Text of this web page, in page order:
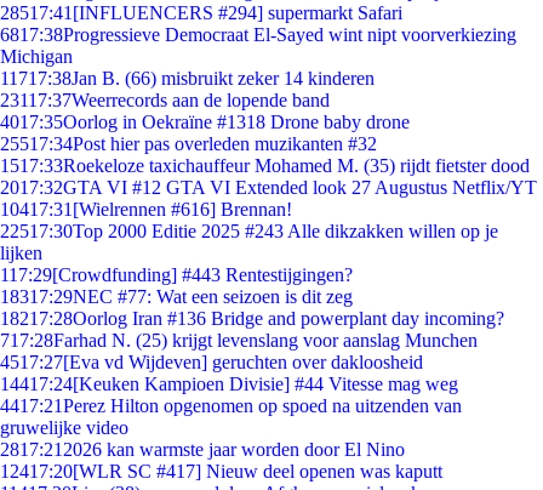
28517:41 [INFLUENCERS #294] supermarkt Safari
6817:38Progressieve Democraat El-Sayed wint nipt voorverkiezing
Michigan
11717:38Jan B. (66) misbruikt zeker 14 kinderen
23117:37Weerrecords aan de lopende band
4017:35Oorlog in Oekraïne #1318 Drone baby drone
25517:34Post hier pas overleden muzikanten #32
1517:33Roekeloze taxichauffeur Mohamed M. (35) rijdt fietster dood
2017:32GTA VI #12 GTA VI Extended look 27 Augustus Netflix/YT
10417:31 [Wielrennen #616] Brennan!
22517:30Top 2000 Editie 2025 #243 Alle dikzakken willen op je
lijken
117:29[Crowdfunding] #443 Rentestijgingen?
18317:29NEC #77: Wat een seizoen is dit zeg
18217:28Oorlog Iran #136 Bridge and powerplant day incoming?
717:28Farhad N. (25) krijgt levenslang voor aanslag Munchen
4517:27[Eva vd Wijdeven] geruchten over dakloosheid
14417:24[Keuken Kampioen Divisie] #44 Vitesse mag weg
4417:21Perez Hilton opgenomen op spoed na uitzenden van
gruwelijke video
2817:21 2026 kan warmste jaar worden door El Nino
12417:20[WLR SC #417] Nieuw deel openen was kaputt